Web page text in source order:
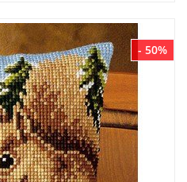
- 50%